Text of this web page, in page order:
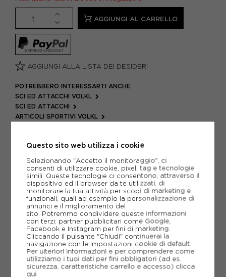
AGGIUNGI AL CARRELLO
AGGIUNGI ALLA LISTA DEI DESIDERI
POTREBBERO INTERESSARTI ANCHE
SCI ED ATTACCHI VOLKL
SCI ED ATTACCHI
ARTICOLI SPORTIVI VOLKL
PIÙ INFORMAZIONI
SCHEDA TECNICA
GUIDA ALLE TAGLIE
CONSIGLIATI DA NOI
Questo sito web utilizza i cookie
Selezionando "Accetto il monitoraggio", ci
consenti di utilizzare cookie, pixel, tag e tecnologie
simili. Queste tecnologie ci consentono, attraverso il
dispositivo ed il browser da te utilizzati, di
monitorare la tua attività per scopi di marketing e
funzionali, quali ad esempio la personalizzazione di
annunci e il miglioramento del
sito. Potremmo condividere queste informazioni
con terzi: partner pubblicitari come Google,
Facebook e Instagram per fini di marketing.
Cliccando il pulsante "Chiudi" continuerai la
navigazione con le impostazioni cookie di default.
Per ulteriori informazioni e per comprendere come
utilizziamo i tuoi dati per fini obbligatori (ad es.
sicurezza, caratteristiche carrello e accesso) clicca
qui